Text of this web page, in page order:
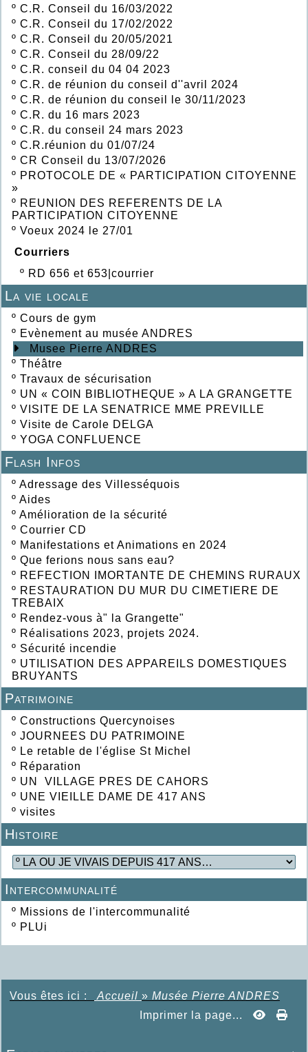
º C.R. Conseil du 16/03/2022
º C.R. Conseil du 17/02/2022
º C.R. Conseil du 20/05/2021
º C.R. Conseil du 28/09/22
º C.R. conseil du 04 04 2023
º C.R. de réunion du conseil d''avril 2024
º C.R. de réunion du conseil le 30/11/2023
º C.R. du 16 mars 2023
º C.R. du conseil 24 mars 2023
º C.R.réunion du 01/07/24
º CR Conseil du 13/07/2026
º PROTOCOLE DE « PARTICIPATION CITOYENNE
»
º REUNION DES REFERENTS DE LA
PARTICIPATION CITOYENNE
º Voeux 2024 le 27/01
Courriers
º RD 656 et 653|courrier
La vie locale
º Cours de gym
º Evènement au musée ANDRES
Musee Pierre ANDRES
º Théâtre
º Travaux de sécurisation
º UN « COIN BIBLIOTHEQUE » A LA GRANGETTE
º VISITE DE LA SENATRICE MME PREVILLE
º Visite de Carole DELGA
º YOGA CONFLUENCE
Flash Infos
º Adressage des Villesséquois
º Aides
º Amélioration de la sécurité
º Courrier CD
º Manifestations et Animations en 2024
º Que ferions nous sans eau?
º REFECTION IMORTANTE DE CHEMINS RURAUX
º RESTAURATION DU MUR DU CIMETIERE DE
TREBAIX
º Rendez-vous à" la Grangette"
º Réalisations 2023, projets 2024.
º Sécurité incendie
º UTILISATION DES APPAREILS DOMESTIQUES
BRUYANTS
Patrimoine
º Constructions Quercynoises
º JOURNEES DU PATRIMOINE
º Le retable de l'église St Michel
º Réparation
º UN VILLAGE PRES DE CAHORS
º UNE VIEILLE DAME DE 417 ANS
º visites
Histoire
Intercommunalité
º Missions de l'intercommunalité
º PLUi
Vous êtes ici : Accueil » Musée Pierre ANDRES
Imprimer la page...